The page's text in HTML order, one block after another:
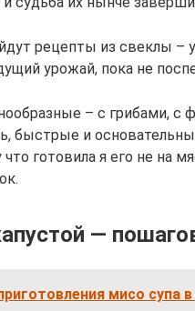
рецепты из свеклы –
урожай, пока не
– с грибами, с
быстрые и
готовила я его не на
—
мисо супа